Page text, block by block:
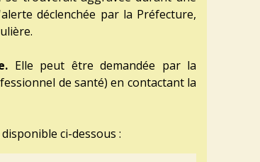
déclenchée par la Préfecture,
Elle peut être demandée par la
de santé) en contactant la
ci-dessous :